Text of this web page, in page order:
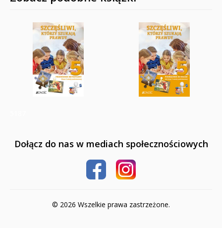
Dołącz do nas w mediach społecznościowych
© 2026 Wszelkie prawa zastrzeżone.